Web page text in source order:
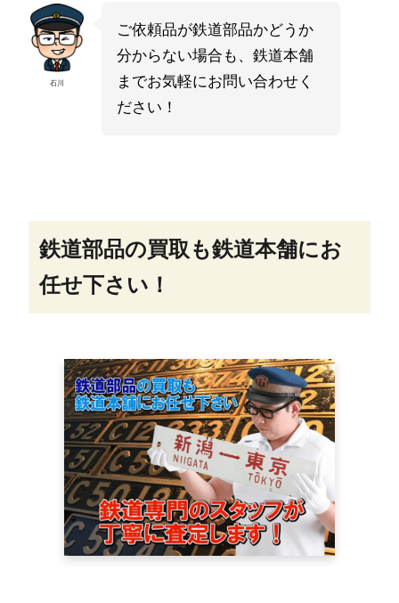
石川
ご依頼品が鉄道部品かどうか
分からない場合も、鉄道本舗
までお気軽にお問い合わせく
ださい！
鉄道部品の買取も鉄道本舗にお
任せ下さい！